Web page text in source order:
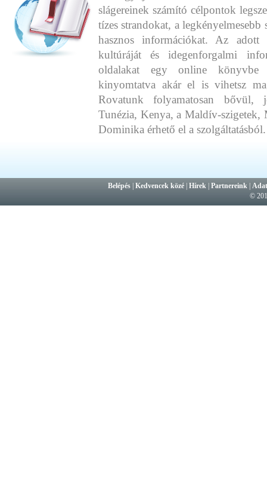
slágereinek számító célpontok
tízes strandokat, a legkényelmesebb
hasznos információkat. Az adott
kultúráját és idegenforgalmi
oldalakat egy online könyvbe
kinyomtatva akár el is vihetsz
Rovatunk folyamatosan bővül,
Tunézia, Kenya, a Maldív-
Dominika érhető el a szolgáltatásból.
Belépés |Kedvencek közé |Hírek |Partnereink |
©